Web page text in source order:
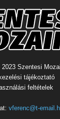
Szentesi
tájékoztató
feltételek
vferenc@t-